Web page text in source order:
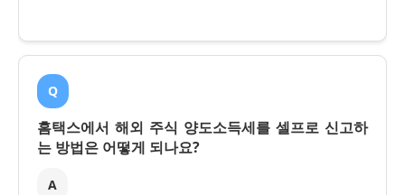
Q
홈택스에서 해외 주식 양도소득세를 셀프로 신고하
는 방법은 어떻게 되나요?
A